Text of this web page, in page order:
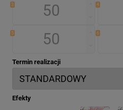
3 4
5 6
Termin realizacji
Efekty